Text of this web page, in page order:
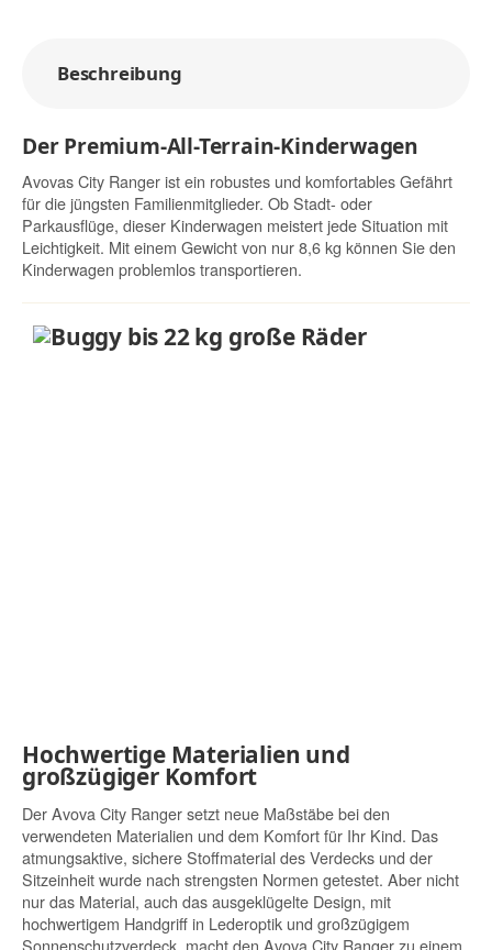
Beschreibung
Der Premium-All-Terrain-Kinderwagen
Avovas City Ranger ist ein robustes und komfortables Gefährt
für die jüngsten Familienmitglieder. Ob Stadt- oder
Parkausflüge, dieser Kinderwagen meistert jede Situation mit
Leichtigkeit. Mit einem Gewicht von nur 8,6 kg können Sie den
Kinderwagen problemlos transportieren.
Hochwertige Materialien und
großzügiger Komfort
Der Avova City Ranger setzt neue Maßstäbe bei den
verwendeten Materialien und dem Komfort für Ihr Kind. Das
atmungsaktive, sichere Stoffmaterial des Verdecks und der
Sitzeinheit wurde nach strengsten Normen getestet. Aber nicht
nur das Material, auch das ausgeklügelte Design, mit
hochwertigem Handgriff in Lederoptik und großzügigem
Sonnenschutzverdeck, macht den Avova City Ranger zu einem